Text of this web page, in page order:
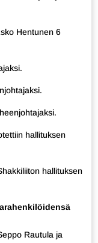
Hentunen 6
hallituksen
hallituksen
Rautula ja